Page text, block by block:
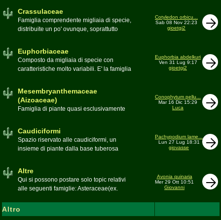
Crassulaceae
Famiglia comprendente migliaia di specie,
distribuite un po' ovunque, soprattutto
Cotyledon orbicu...
Sab 08 Nov 22:23
gioetgi2
Euphorbiaceae
Composto da migliaia di specie con
caratteristiche molto variabili. E' la famiglia
popolazioni anche nel nostro paese
Moderatorebeppe58
Euphorbia abdelkuri
Ven 31 Lug 9:17
gioetgi2
Mesembryanthemaceae
(Aizoaceae)
Famiglia di piante quasi esclusivamente
appartenenti alla famiglia
Conophytum pellu...
Mar 16 Dic 15:29
Luca
Caudiciformi
Spazio riservato alle caudiciformi, un
insieme di piante dalla base tuberosa
Pachypodium lame...
Lun 27 Lug 18:31
giovasse
Altre
Qui si possono postare solo topic relativi
alle seguenti famiglie: Asteraceae(ex.
Sansevieria; Lamiaceae (ex. Labiatae) gen.
Avonia quinaria
Mer 29 Ott 10:51
Giovanni
Altro